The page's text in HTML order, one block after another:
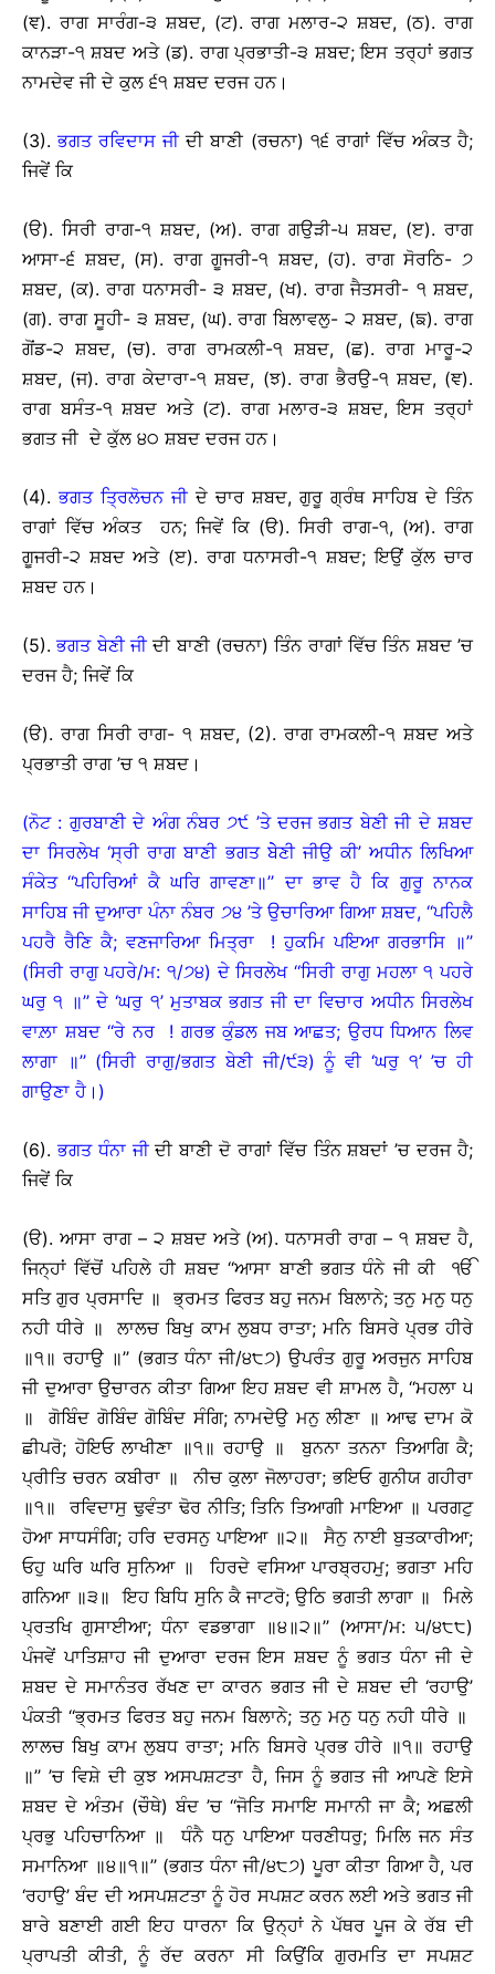
(ਞ). ਰਾਗ ਸਾਰੰਗ-੩ ਸ਼ਬਦ, (ਟ). ਰਾਗ ਮਲਾਰ-੨ ਸ਼ਬਦ, (ਠ). ਰਾਗ
ਕਾਨੜਾ-੧ ਸ਼ਬਦ ਅਤੇ (ਡ). ਰਾਗ ਪ੍ਰਭਾਤੀ-੩ ਸ਼ਬਦ; ਇਸ ਤਰ੍ਹਾਂ ਭਗਤ
ਨਾਮਦੇਵ ਜੀ ਦੇ ਕੁਲ ੬੧ ਸ਼ਬਦ ਦਰਜ ਹਨ।
(3).ਭਗਤ ਰਵਿਦਾਸ ਜੀਦੀ ਬਾਣੀ (ਰਚਨਾ) ੧੬ ਰਾਗਾਂ ਵਿੱਚ ਅੰਕਤ ਹੈ;
ਜਿਵੇਂ ਕਿ
(ੳ). ਸਿਰੀ ਰਾਗ-੧ ਸ਼ਬਦ, (ਅ). ਰਾਗ ਗਉੜੀ-੫ ਸ਼ਬਦ, (ੲ). ਰਾਗ
ਆਸਾ-੬ ਸ਼ਬਦ, (ਸ). ਰਾਗ ਗੂਜਰੀ-੧ ਸ਼ਬਦ, (ਹ). ਰਾਗ ਸੋਰਠਿ- ੭
ਸ਼ਬਦ, (ਕ). ਰਾਗ ਧਨਾਸਰੀ- ੩ ਸ਼ਬਦ, (ਖ). ਰਾਗ ਜੈਤਸਰੀ- ੧ ਸ਼ਬਦ,
(ਗ). ਰਾਗ ਸੂਹੀ- ੩ ਸ਼ਬਦ, (ਘ). ਰਾਗ ਬਿਲਾਵਲੁ- ੨ ਸ਼ਬਦ, (ਙ). ਰਾਗ
ਗੋਂਡ-੨ ਸ਼ਬਦ, (ਚ). ਰਾਗ ਰਾਮਕਲੀ-੧ ਸ਼ਬਦ, (ਛ). ਰਾਗ ਮਾਰੂ-੨
ਸ਼ਬਦ, (ਜ). ਰਾਗ ਕੇਦਾਰਾ-੧ ਸ਼ਬਦ, (ਝ). ਰਾਗ ਭੈਰਉ-੧ ਸ਼ਬਦ, (ਞ).
ਰਾਗ ਬਸੰਤ-੧ ਸ਼ਬਦ ਅਤੇ (ਟ). ਰਾਗ ਮਲਾਰ-੩ ਸ਼ਬਦ, ਇਸ ਤਰ੍ਹਾਂ
ਭਗਤ ਜੀ ਦੇ ਕੁੱਲ ੪੦ ਸ਼ਬਦ ਦਰਜ ਹਨ।
(4).ਭਗਤ ਤ੍ਰਿਲੋਚਨ ਜੀਦੇ ਚਾਰ ਸ਼ਬਦ, ਗੁਰੂ ਗ੍ਰੰਥ ਸਾਹਿਬ ਦੇ ਤਿੰਨ
ਰਾਗਾਂ ਵਿੱਚ ਅੰਕਤ ਹਨ; ਜਿਵੇਂ ਕਿ (ੳ). ਸਿਰੀ ਰਾਗ-੧, (ਅ). ਰਾਗ
ਗੂਜਰੀ-੨ ਸ਼ਬਦ ਅਤੇ (ੲ). ਰਾਗ ਧਨਾਸਰੀ-੧ ਸ਼ਬਦ; ਇਉਂ ਕੁੱਲ ਚਾਰ
ਸ਼ਬਦ ਹਨ।
(5).ਭਗਤ ਬੇਣੀ ਜੀਦੀ ਬਾਣੀ (ਰਚਨਾ) ਤਿੰਨ ਰਾਗਾਂ ਵਿੱਚ ਤਿੰਨ ਸ਼ਬਦ ’ਚ
ਦਰਜ ਹੈ; ਜਿਵੇਂ ਕਿ
(ੳ). ਰਾਗ ਸਿਰੀ ਰਾਗ- ੧ ਸ਼ਬਦ, (2). ਰਾਗ ਰਾਮਕਲੀ-੧ ਸ਼ਬਦ ਅਤੇ
ਪ੍ਰਭਾਤੀ ਰਾਗ ’ਚ ੧ ਸ਼ਬਦ।
(ਨੋਟ : ਗੁਰਬਾਣੀ ਦੇ ਅੰਗ ਨੰਬਰ ੭੯ ’ਤੇ ਦਰਜ ਭਗਤ ਬੇਣੀ ਜੀ ਦੇ ਸ਼ਬਦ
ਦਾ ਸਿਰਲੇਖ ‘ਸ੍ਰੀ ਰਾਗ ਬਾਣੀ ਭਗਤ ਬੇੇਣੀ ਜੀਉ ਕੀ’ ਅਧੀਨ ਲਿਖਿਆ
ਸੰਕੇਤ ‘‘ਪਹਿਰਿਆਂ ਕੈ ਘਰਿ ਗਾਵਣਾ॥’’ ਦਾ ਭਾਵ ਹੈ ਕਿ ਗੁਰੂ ਨਾਨਕ
ਸਾਹਿਬ ਜੀ ਦੁਆਰਾ ਪੰਨਾ ਨੰਬਰ ੭੪ ’ਤੇ ਉਚਾਰਿਆ ਗਿਆ ਸ਼ਬਦ, ‘‘ਪਹਿਲੈ
ਪਹਰੈ ਰੈਣਿ ਕੈ; ਵਣਜਾਰਿਆ ਮਿਤ੍ਰਾ ! ਹੁਕਮਿ ਪਇਆ ਗਰਭਾਸਿ ॥’’
(ਸਿਰੀ ਰਾਗੁ ਪਹਰੇ/ਮ: ੧/੭੪) ਦੇ ਸਿਰਲੇਖ ‘‘ਸਿਰੀ ਰਾਗੁ ਮਹਲਾ ੧ ਪਹਰੇ
ਘਰੁ ੧ ॥’’ ਦੇ ‘ਘਰੁ ੧’ ਮੁਤਾਬਕ ਭਗਤ ਜੀ ਦਾ ਵਿਚਾਰ ਅਧੀਨ ਸਿਰਲੇਖ
ਵਾਲ਼ਾ ਸ਼ਬਦ ‘‘ਰੇ ਨਰ ! ਗਰਭ ਕੁੰਡਲ ਜਬ ਆਛਤ; ਉਰਧ ਧਿਆਨ ਲਿਵ
ਲਾਗਾ ॥’’ (ਸਿਰੀ ਰਾਗੁ/ਭਗਤ ਬੇਣੀ ਜੀ/੯੩) ਨੂੰ ਵੀ ‘ਘਰੁ ੧’ ’ਚ ਹੀ
ਗਾਉਣਾ ਹੈ।)
(6).ਭਗਤ ਧੰਨਾ ਜੀਦੀ ਬਾਣੀ ਦੋ ਰਾਗਾਂ ਵਿੱਚ ਤਿੰਨ ਸ਼ਬਦਾਂ ’ਚ ਦਰਜ ਹੈ;
ਜਿਵੇਂ ਕਿ
(ੳ). ਆਸਾ ਰਾਗ – ੨ ਸ਼ਬਦ ਅਤੇ (ਅ). ਧਨਾਸਰੀ ਰਾਗ – ੧ ਸ਼ਬਦ ਹੈ,
ਜਿਨ੍ਹਾਂ ਵਿੱਚੋਂ ਪਹਿਲੇ ਹੀ ਸ਼ਬਦ ‘‘ਆਸਾ ਬਾਣੀ ਭਗਤ ਧੰਨੇ ਜੀ ਕੀ ੴ
ਸਤਿ ਗੁਰ ਪ੍ਰਸਾਦਿ ॥ ਭ੍ਰਮਤ ਫਿਰਤ ਬਹੁ ਜਨਮ ਬਿਲਾਨੇ; ਤਨੁ ਮਨੁ ਧਨੁ
ਨਹੀ ਧੀਰੇ ॥ ਲਾਲਚ ਬਿਖੁ ਕਾਮ ਲੁਬਧ ਰਾਤਾ; ਮਨਿ ਬਿਸਰੇ ਪ੍ਰਭ ਹੀਰੇ
॥੧॥ ਰਹਾਉ ॥’’ (ਭਗਤ ਧੰਨਾ ਜੀ/੪੮੭) ਉਪਰੰਤ ਗੁਰੂ ਅਰਜੁਨ ਸਾਹਿਬ
ਜੀ ਦੁਆਰਾ ਉਚਾਰਨ ਕੀਤਾ ਗਿਆ ਇਹ ਸ਼ਬਦ ਵੀ ਸ਼ਾਮਲ ਹੈ, ‘‘ਮਹਲਾ ੫
॥ ਗੋਬਿੰਦ ਗੋਬਿੰਦ ਗੋਬਿੰਦ ਸੰਗਿ; ਨਾਮਦੇਉ ਮਨੁ ਲੀਣਾ ॥ ਆਢ ਦਾਮ ਕੋ
ਛੀਪਰੋ; ਹੋਇਓ ਲਾਖੀਣਾ ॥੧॥ ਰਹਾਉ ॥ ਬੁਨਨਾ ਤਨਨਾ ਤਿਆਗਿ ਕੈ;
ਪ੍ਰੀਤਿ ਚਰਨ ਕਬੀਰਾ ॥ ਨੀਚ ਕੁਲਾ ਜੋਲਾਹਰਾ; ਭਇਓ ਗੁਨੀਯ ਗਹੀਰਾ
॥੧॥ ਰਵਿਦਾਸੁ ਢੁਵੰਤਾ ਢੋਰ ਨੀਤਿ; ਤਿਨਿ ਤਿਆਗੀ ਮਾਇਆ ॥ ਪਰਗਟੁ
ਹੋਆ ਸਾਧਸੰਗਿ; ਹਰਿ ਦਰਸਨੁ ਪਾਇਆ ॥੨॥ ਸੈਨੁ ਨਾਈ ਬੁਤਕਾਰੀਆ;
ਓਹੁ ਘਰਿ ਘਰਿ ਸੁਨਿਆ ॥ ਹਿਰਦੇ ਵਸਿਆ ਪਾਰਬ੍ਰਹਮੁ; ਭਗਤਾ ਮਹਿ
ਗਨਿਆ ॥੩॥ ਇਹ ਬਿਧਿ ਸੁਨਿ ਕੈ ਜਾਟਰੋ; ਉਠਿ ਭਗਤੀ ਲਾਗਾ ॥ ਮਿਲੇ
ਪ੍ਰਤਖਿ ਗੁਸਾਈਆ; ਧੰਨਾ ਵਡਭਾਗਾ ॥੪॥੨॥’’ (ਆਸਾ/ਮ: ੫/੪੮੮)
ਪੰਜਵੇਂ ਪਾਤਿਸ਼ਾਹ ਜੀ ਦੁਆਰਾ ਦਰਜ ਇਸ ਸ਼ਬਦ ਨੂੰ ਭਗਤ ਧੰਨਾ ਜੀ ਦੇ
ਸ਼ਬਦ ਦੇ ਸਮਾਨੰਤਰ ਰੱਖਣ ਦਾ ਕਾਰਨ ਭਗਤ ਜੀ ਦੇ ਸ਼ਬਦ ਦੀ ‘ਰਹਾਉ’
ਪੰਕਤੀ ‘‘ਭ੍ਰਮਤ ਫਿਰਤ ਬਹੁ ਜਨਮ ਬਿਲਾਨੇ; ਤਨੁ ਮਨੁ ਧਨੁ ਨਹੀ ਧੀਰੇ ॥
ਲਾਲਚ ਬਿਖੁ ਕਾਮ ਲੁਬਧ ਰਾਤਾ; ਮਨਿ ਬਿਸਰੇ ਪ੍ਰਭ ਹੀਰੇ ॥੧॥ ਰਹਾਉ
॥’’ ’ਚ ਵਿਸ਼ੇ ਦੀ ਕੁਝ ਅਸਪਸ਼ਟਤਾ ਹੈ, ਜਿਸ ਨੂੰ ਭਗਤ ਜੀ ਆਪਣੇ ਇਸੇ
ਸ਼ਬਦ ਦੇ ਅੰਤਮ (ਚੌਥੇ) ਬੰਦ ’ਚ ‘‘ਜੋਤਿ ਸਮਾਇ ਸਮਾਨੀ ਜਾ ਕੈ; ਅਛਲੀ
ਪ੍ਰਭੁ ਪਹਿਚਾਨਿਆ ॥ ਧੰਨੈ ਧਨੁ ਪਾਇਆ ਧਰਣੀਧਰੁ; ਮਿਲਿ ਜਨ ਸੰਤ
ਸਮਾਨਿਆ ॥੪॥੧॥’’ (ਭਗਤ ਧੰਨਾ ਜੀ/੪੮੭) ਪੂਰਾ ਕੀਤਾ ਗਿਆ ਹੈ, ਪਰ
‘ਰਹਾਉ’ ਬੰਦ ਦੀ ਅਸਪਸ਼ਟਤਾ ਨੂੰ ਹੋਰ ਸਪਸ਼ਟ ਕਰਨ ਲਈ ਅਤੇ ਭਗਤ ਜੀ
ਬਾਰੇ ਬਣਾਈ ਗਈ ਇਹ ਧਾਰਨਾ ਕਿ ਉਨ੍ਹਾਂ ਨੇ ਪੱਥਰ ਪੂਜ ਕੇ ਰੱਬ ਦੀ
ਪ੍ਰਾਪਤੀ ਕੀਤੀ, ਨੂੰ ਰੱਦ ਕਰਨਾ ਸੀ ਕਿਉਂਕਿ ਗੁਰਮਤਿ ਦਾ ਸਪਸ਼ਟ